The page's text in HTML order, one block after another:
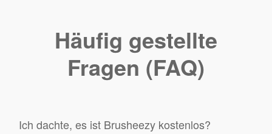
Häufig gestellte
Fragen (FAQ)
Ich dachte, es ist Brusheezy kostenlos?